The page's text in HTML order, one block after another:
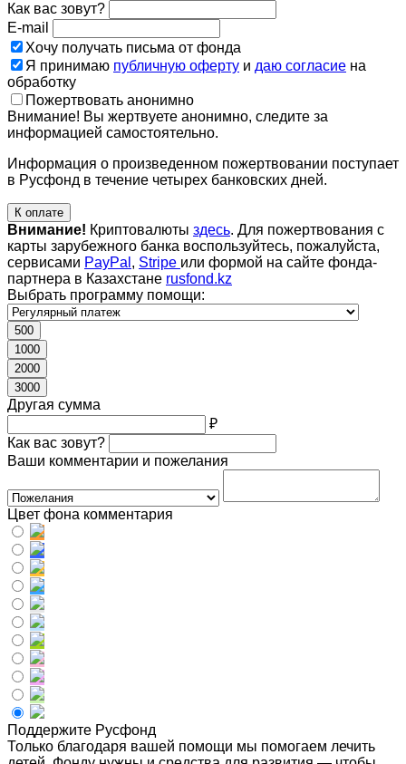
Как вас зовут?
E-mail
Хочу получать письма от фонда
Я принимаю публичную оферту и даю согласие на
обработку
Пожертвовать анонимно
Внимание! Вы жертвуете анонимно, следите за
информацией самостоятельно.
Информация о произведенном пожертвовании поступает
в Русфонд в течение четырех банковских дней.
К оплате
Внимание! Криптовалюты здесь. Для пожертвования с
карты зарубежного банка воспользуйтесь, пожалуйста,
сервисами PayPal , Stripe или формой на сайте фонда-
партнера в Казахстане rusfond.kz
Выбрать программу помощи:
500
1000
2000
3000
Другая сумма
₽
Как вас зовут?
Ваши комментарии и пожелания
Цвет фона комментария
Поддержите Русфонд
Только благодаря вашей помощи мы помогаем лечить